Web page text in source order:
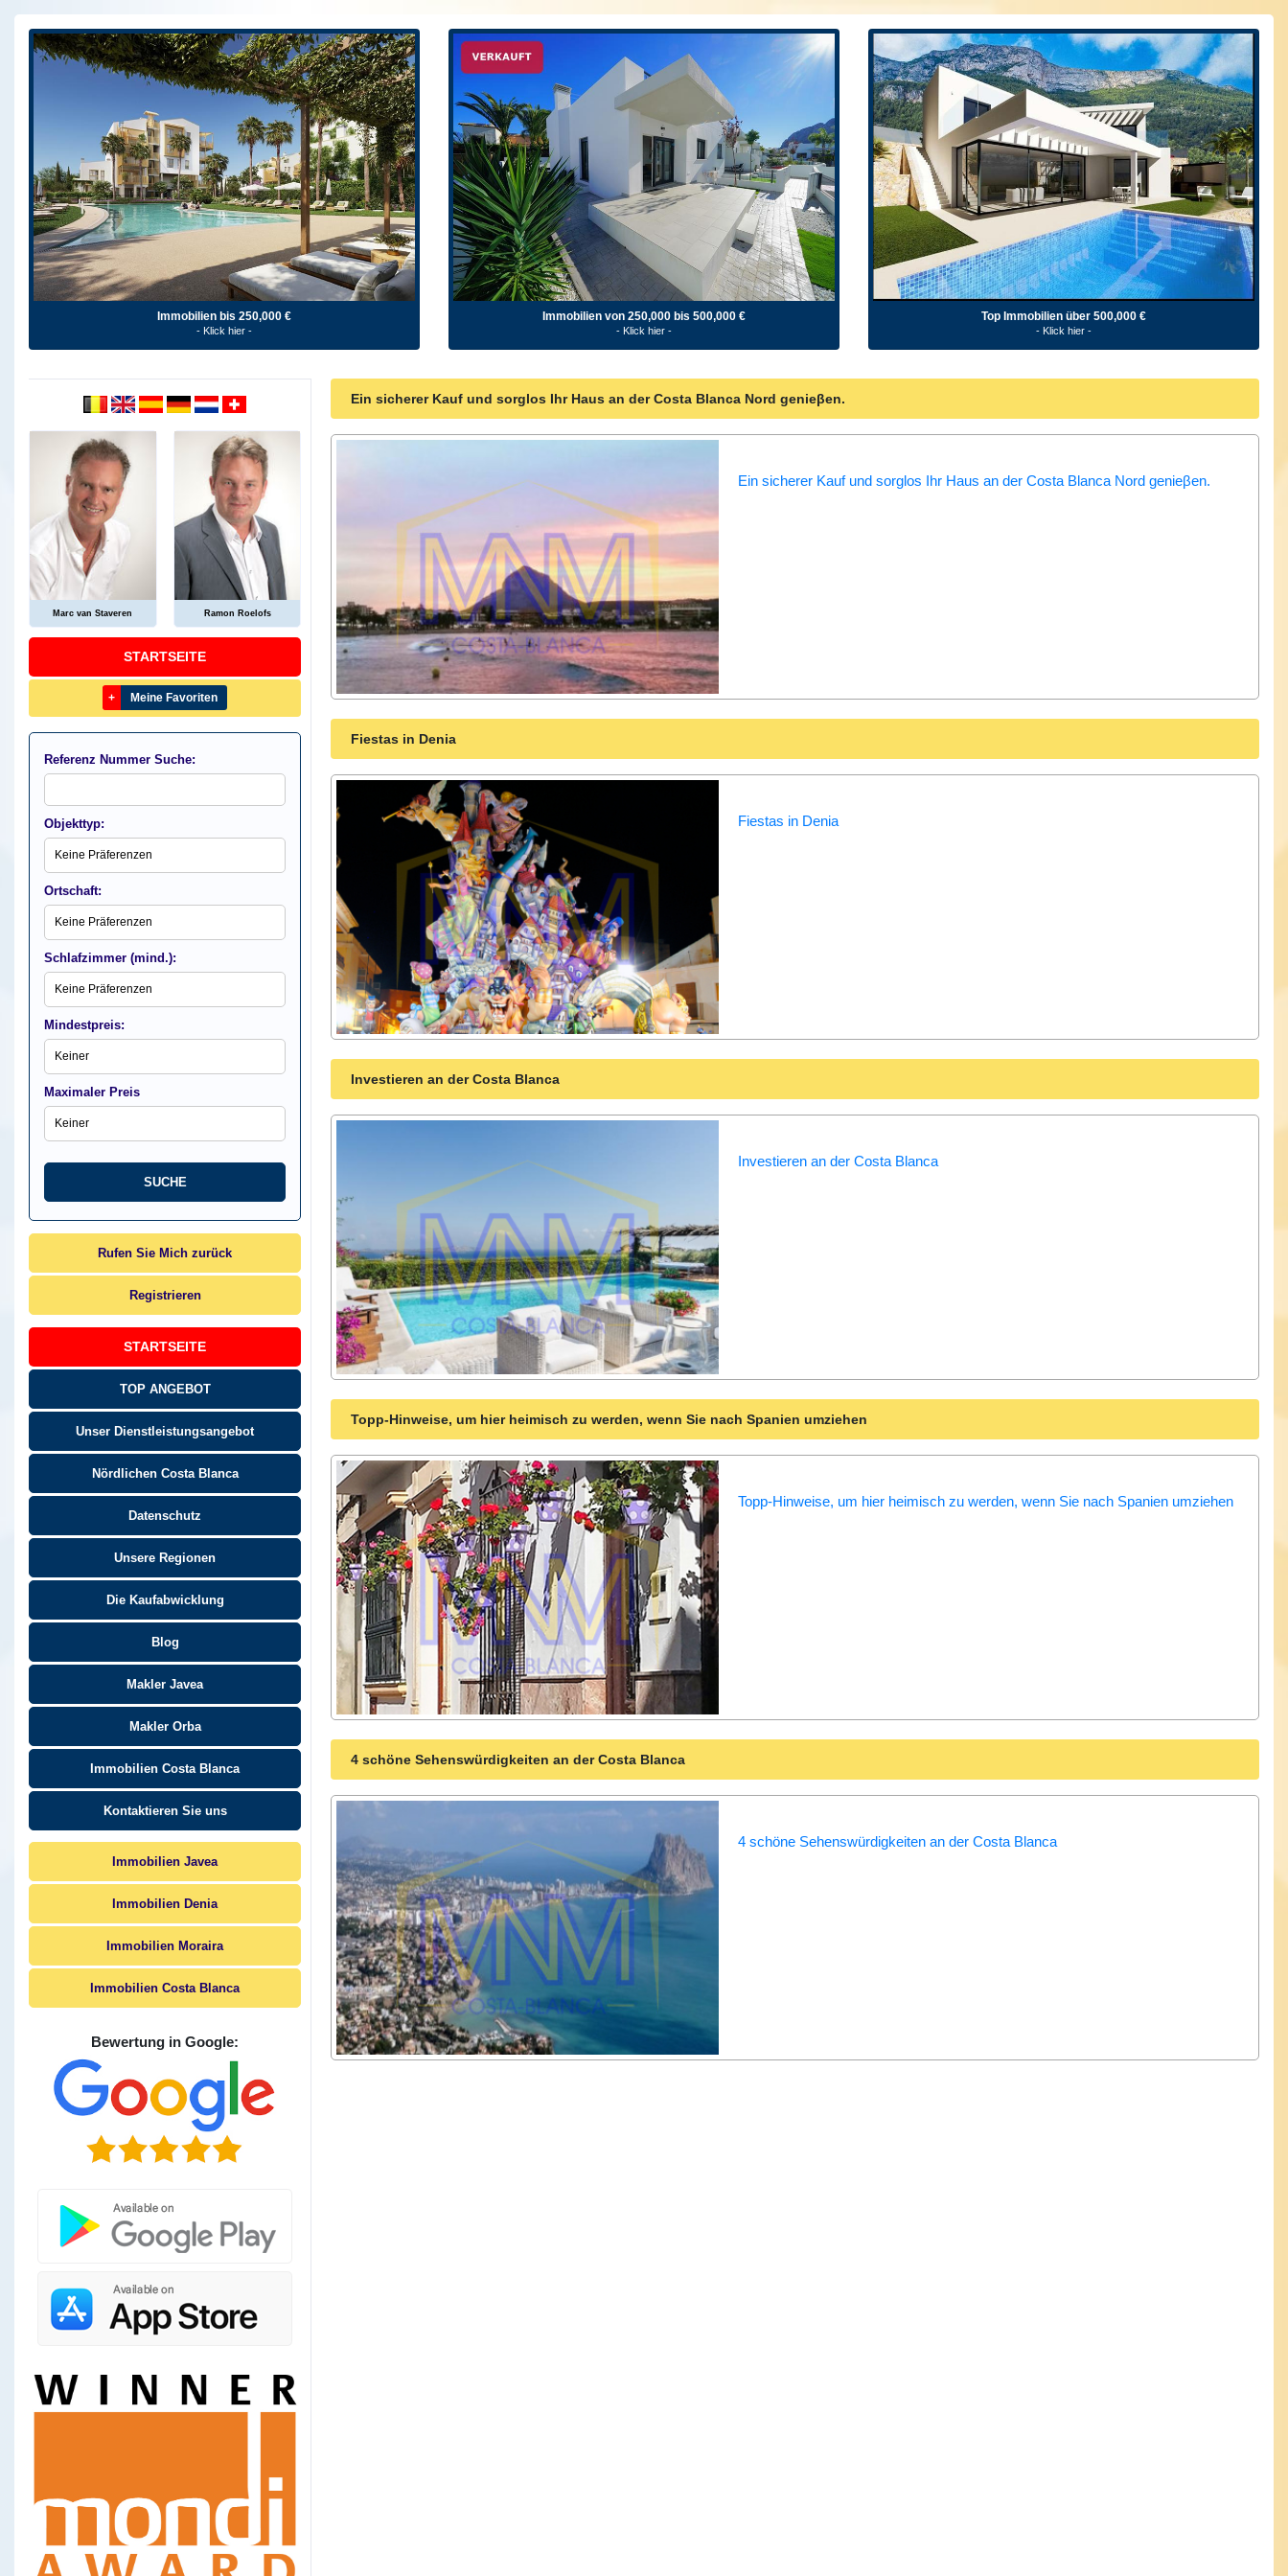
Immobilien bis 250,000 €
- Klick hier -
Immobilien von 250,000 bis 500,000 €
- Klick hier -
Top Immobilien über 500,000 €
- Klick hier -
Marc van Staveren Ramon Roelofs
STARTSEITE
+ Meine Favoriten
Referenz Nummer Suche:
Objekttyp:
Ortschaft:
Schlafzimmer (mind.):
Mindestpreis:
Maximaler Preis
Rufen Sie Mich zurück
Registrieren
STARTSEITE
TOP ANGEBOT
Unser Dienstleistungsangebot
Nördlichen Costa Blanca
Datenschutz
Unsere Regionen
Die Kaufabwicklung
Blog
Makler Javea
Makler Orba
Immobilien Costa Blanca
Kontaktieren Sie uns
Immobilien Javea
Immobilien Denia
Immobilien Moraira
Immobilien Costa Blanca
Bewertung in Google:
Ein sicherer Kauf und sorglos Ihr Haus an der Costa Blanca Nord genieβen.
Ein sicherer Kauf und sorglos Ihr Haus an der Costa Blanca Nord genieβen.
Fiestas in Denia
Fiestas in Denia
Investieren an der Costa Blanca
Investieren an der Costa Blanca
Topp-Hinweise, um hier heimisch zu werden, wenn Sie nach Spanien umziehen
Topp-Hinweise, um hier heimisch zu werden, wenn Sie nach Spanien umziehen
4 schöne Sehenswürdigkeiten an der Costa Blanca
4 schöne Sehenswürdigkeiten an der Costa Blanca